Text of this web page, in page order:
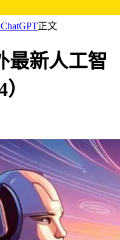
ChatGPT正文
最新人工智